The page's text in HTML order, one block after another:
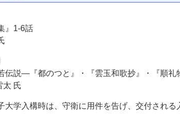
』1-6話
伝説―『都のつと』・『雲玉和歌抄』・『順
太 氏
大学入構時は、守衛に用件を告げ、交付される